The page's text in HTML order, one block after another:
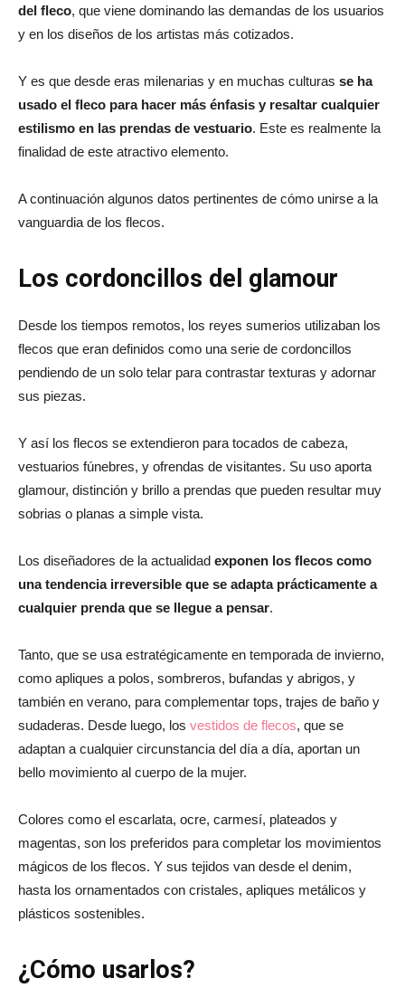
y
belleza
del
momento
del fleco, que viene dominando las demandas de los usuarios
y en los diseños de los artistas más cotizados.
Y es que desde eras milenarias y en muchas culturas se ha
usado el fleco para hacer más énfasis y resaltar cualquier
estilismo en las prendas de vestuario. Este es realmente la
finalidad de este atractivo elemento.
A continuación algunos datos pertinentes de cómo unirse a la
vanguardia de los flecos.
Los cordoncillos del glamour
Desde los tiempos remotos, los reyes sumerios utilizaban los
flecos que eran definidos como una serie de cordoncillos
pendiendo de un solo telar para contrastar texturas y adornar
sus piezas.
Y así los flecos se extendieron para tocados de cabeza,
vestuarios fúnebres, y ofrendas de visitantes. Su uso aporta
glamour, distinción y brillo a prendas que pueden resultar muy
sobrias o planas a simple vista.
Los diseñadores de la actualidad exponen los flecos como
una tendencia irreversible que se adapta prácticamente a
cualquier prenda que se llegue a pensar.
Tanto, que se usa estratégicamente en temporada de invierno,
como apliques a polos, sombreros, bufandas y abrigos, y
también en verano, para complementar tops, trajes de baño y
sudaderas. Desde luego, los vestidos de flecos, que se
adaptan a cualquier circunstancia del día a día, aportan un
bello movimiento al cuerpo de la mujer.
Colores como el escarlata, ocre, carmesí, plateados y
magentas, son los preferidos para completar los movimientos
mágicos de los flecos. Y sus tejidos van desde el denim,
hasta los ornamentados con cristales, apliques metálicos y
plásticos sostenibles.
¿Cómo usarlos?